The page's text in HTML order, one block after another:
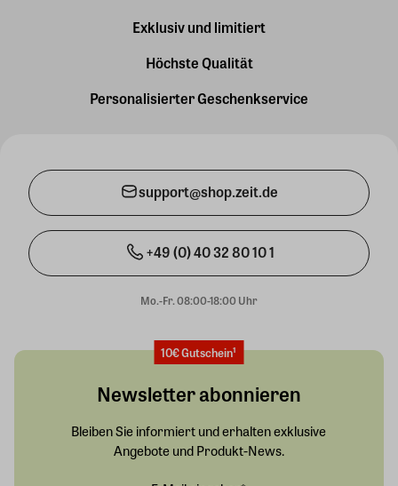
Exklusiv und limitiert
Höchste Qualität
Personalisierter Geschenkservice
support@shop.zeit.de
+49 (0) 40 32 80 10 1
Mo.-Fr. 08:00-18:00 Uhr
10€ Gutschein¹
Newsletter abonnieren
Bleiben Sie informiert und erhalten exklusive
Angebote und Produkt-News.